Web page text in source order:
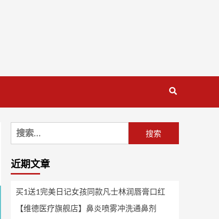
搜
索：
近期文章
买1送1完美日记女孩同款凡士林润唇膏口红
【维德医疗旗舰店】鼻炎喷雾冲洗通鼻剂